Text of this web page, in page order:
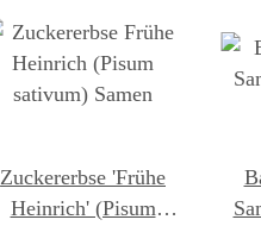
Zuckererbse 'Frühe
Heinrich' (Pisum